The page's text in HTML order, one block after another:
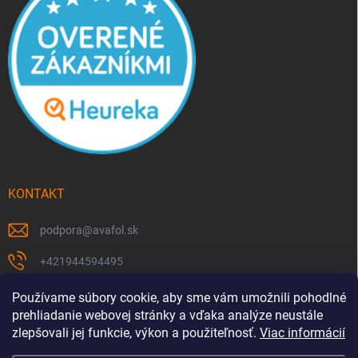
Používame súbory cookie, aby sme vám umožnili pohodlné
prehliadanie webovej stránky a vďaka analýze neustále
zlepšovali jej funkcie, výkon a použiteľnosť. Viac informácií
KONTAKT
podpora@avafol.sk
+421944594495
https://www.facebook.com/p/avafolsk-100091961793102/
avafol.sk/